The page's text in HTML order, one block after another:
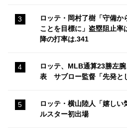
ロッテ・岡村了樹「守備か
ことを目標に」盗塁阻止率
降の打率は.341
ロッテ、MLB通算23勝左
表 サブロー監督「先発と
ロッテ・横山陸人「嬉しい
ルスター初出場